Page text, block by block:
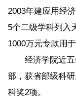
2003年建应用经
5个二级学科列入
1000万元专款用
经济学院近五
部，获省部级科
科奖2项。